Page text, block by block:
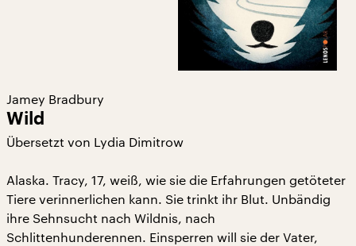
Jamey Bradbury
Wild
Übersetzt von Lydia Dimitrow
Alaska. Tracy, 17, weiß, wie sie die Erfahrungen getöteter
Tiere verinnerlichen kann. Sie trinkt ihr Blut. Unbändig
ihre Sehnsucht nach Wildnis, nach
Schlittenhunderennen. Einsperren will sie der Vater,